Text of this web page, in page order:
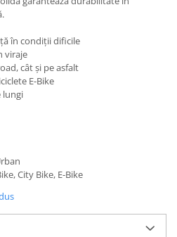
în condiții dificile
viraje
cât și pe asfalt
E-Bike
lungi
City Bike, E-Bike